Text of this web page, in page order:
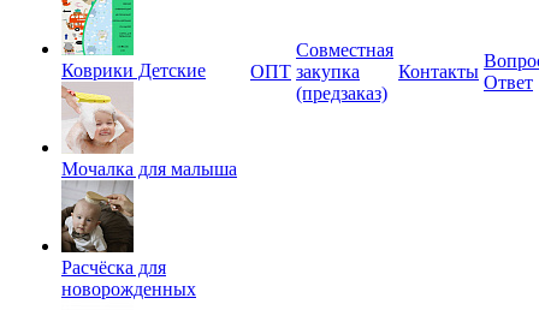
Коврики Детские
Мочалка для малыша
Расчёска для
новорожденных
ОПТ
Совместная
закупка
(предзаказ)
Контакты
Ответ